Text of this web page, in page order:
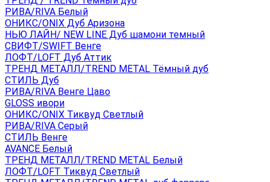
РИВА/RIVA Белый
ОНИКС/ONIX Дуб Аризона
НЬЮ ЛАЙН/ NEW LINE Дуб шамони темный
СВИФТ/SWIFT Венге
ЛОФТ/LOFT Дуб Аттик
ТРЕНД МЕТАЛЛ/TREND METAL Тёмный дуб
СТИЛЬ Дуб
РИВА/RIVA Венге Цаво
GLOSS ивори
ОНИКС/ONIX Тиквуд Светлый
РИВА/RIVA Серый
СТИЛЬ Венге
AVANСE Белый
ТРЕНД МЕТАЛЛ/TREND METAL Белый
ЛОФТ/LOFT Тиквуд Светлый